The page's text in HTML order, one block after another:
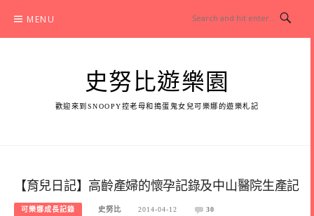
content
MENU
史努比遊樂園
歡迎來到SNOOPY控老母和搗蛋鬼女兒可樂娜的遊樂札記
【育兒日記】高齡產婦的懷孕記錄及中山醫院生產記
可樂娜成長記錄 史努比 2014-04-12 30